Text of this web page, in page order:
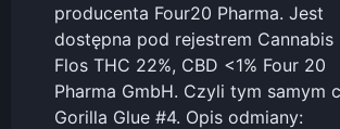
producenta Four20 Pharma. Jest
dostępna pod rejestrem Cannabis
Flos THC 22%, CBD <1% Four 20
Pharma GmbH. Czyli tym samym
Gorilla Glue #4. Opis odmiany: